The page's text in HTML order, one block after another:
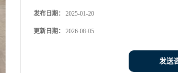
发布日期： 2025-01-20
更新日期： 2026-08-05
发送